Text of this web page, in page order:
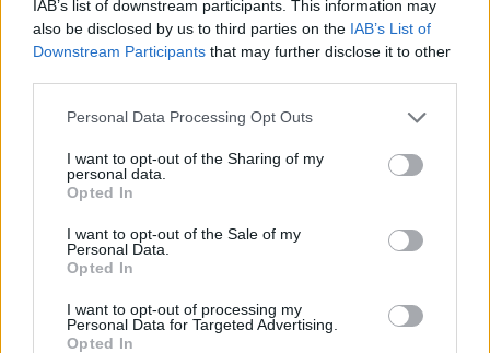
IAB’s list of downstream participants. This information may
also be disclosed by us to third parties on the IAB’s List of
Downstream Participants that may further disclose it to other
Please note that this website/app uses one or more Google
not limited to your visit or usage behaviour. You may click to
grant or deny consent to Google and its third-party tags to
use your data for below specified purposes in below Google
consent section.
Personal Data Processing Opt Outs
I want to opt-out of the Sharing of my
personal data.
Opted In
I want to opt-out of the Sale of my
Personal Data.
Opted In
I want to opt-out of processing my
Personal Data for Targeted Advertising.
Opted In